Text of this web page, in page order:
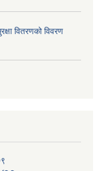
वितरणको विवरण